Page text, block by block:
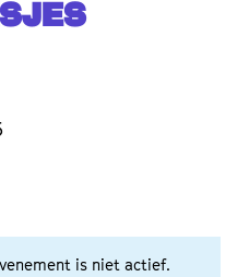
is niet actief.